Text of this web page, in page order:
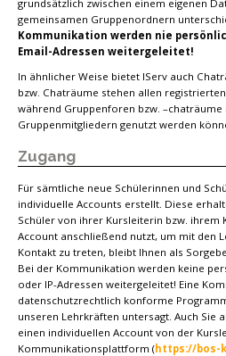
grundsätzlich zwischen einem eigenen
gemeinsamen Gruppenordnern
Kommunikation werden nie
Email-Adressen weitergeleitet!
In ähnlicher Weise bietet IServ auch
bzw. Chaträume stehen allen
während Gruppenforen bzw. –chaträume
Gruppenmitgliedern genutzt werden
Zugang
Für sämtliche neue Schülerinnen und
individuelle Accounts erstellt. Diese
Schüler von ihrer Kursleiterin bzw. ihrem
Account anschließend nutzt, um mit den
Kontakt zu treten, bleibt Ihnen als
Bei der Kommunikation werden keine
oder IP-Adressen weitergeleitet! Eine
datenschutzrechtlich konforme
unseren Lehrkräften untersagt. Auch Sie
einen individuellen Account von der
Kommunikationsplattform (https://bos-